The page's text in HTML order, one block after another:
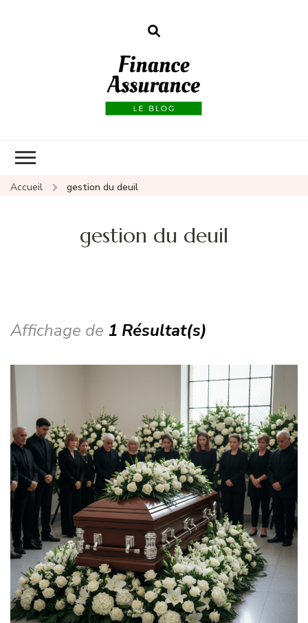
Accueil gestion du deuil
gestion du deuil
Affichage de 1 Résultat(s)